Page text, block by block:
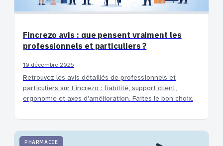
Fincrezo avis : que pensent vraiment les
professionnels et particuliers ?
10 décembre 2025
Retrouvez les avis détaillés de professionnels et
particuliers sur Fincrezo : fiabilité, support client,
ergonomie et axes d’amélioration. Faites le bon choix.
PHARMACIE